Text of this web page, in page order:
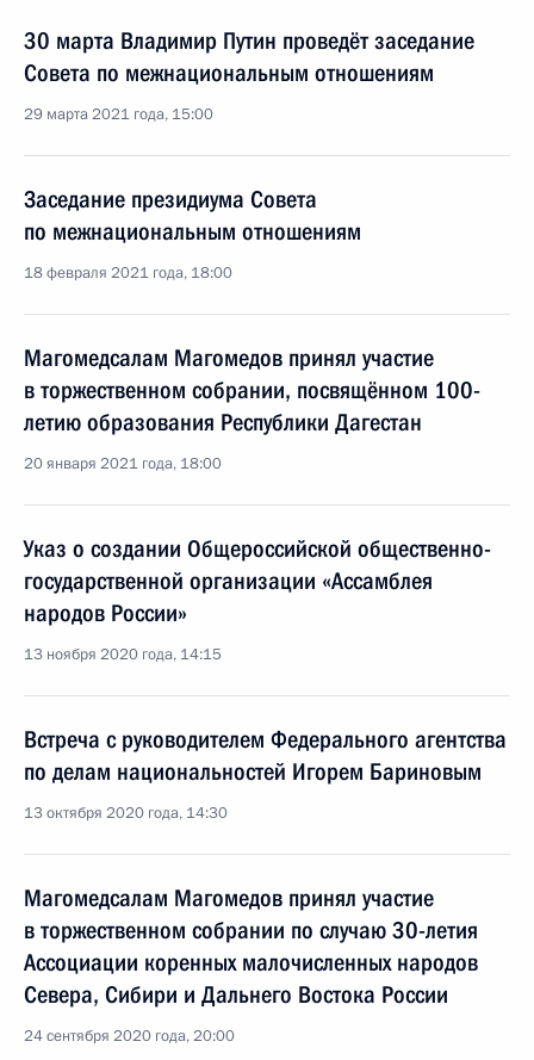
30 марта Владимир Путин проведёт заседание
Совета по межнациональным отношениям
29 марта 2021 года, 15:00
Заседание президиума Совета
по межнациональным отношениям
18 февраля 2021 года, 18:00
Магомедсалам Магомедов принял участие
в торжественном собрании, посвящённом 100-
летию образования Республики Дагестан
20 января 2021 года, 18:00
Указ о создании Общероссийской общественно-
государственной организации «Ассамблея
народов России»
13 ноября 2020 года, 14:15
Встреча с руководителем Федерального агентства
по делам национальностей Игорем Бариновым
13 октября 2020 года, 14:30
Магомедсалам Магомедов принял участие
в торжественном собрании по случаю 30-летия
Ассоциации коренных малочисленных народов
Севера, Сибири и Дальнего Востока России
24 сентября 2020 года, 20:00